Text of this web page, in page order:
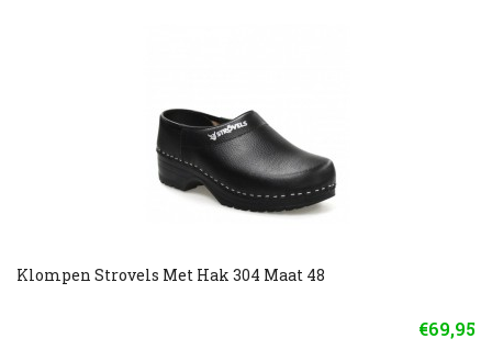
Klompen Strovels Met Hak 304 Maat 48
€69,95